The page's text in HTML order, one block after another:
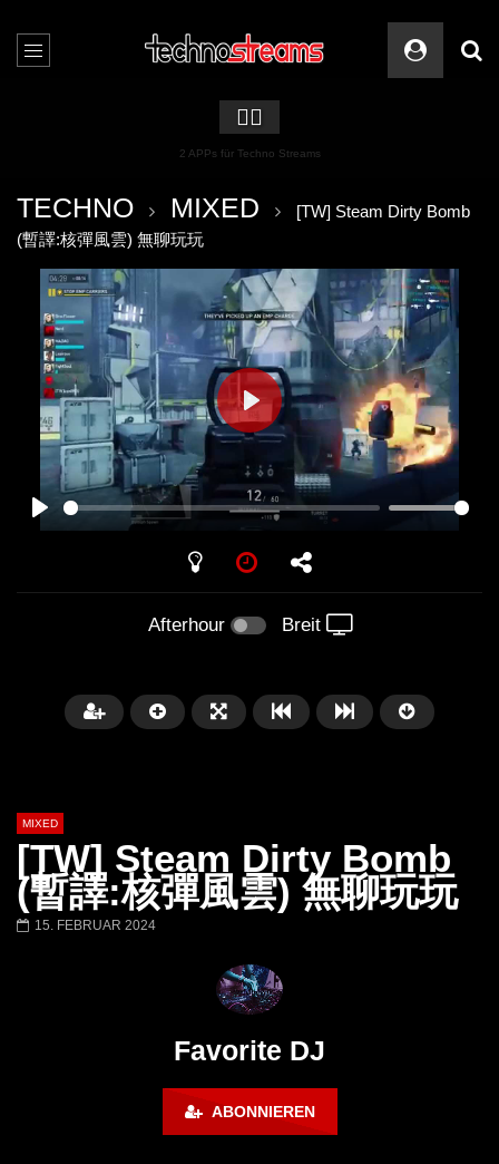
🏳️‍🌈
2 APPs für Techno Streams
TECHNO MIXED
[TW] Steam Dirty Bomb
(暫譯:核彈風雲) 無聊玩玩
PLAY
PLAY
Afterhour Breit
MIXED
[TW] Steam Dirty Bomb
(暫譯:核彈風雲) 無聊玩玩
15. FEBRUAR 2024
Favorite DJ
ABONNIEREN